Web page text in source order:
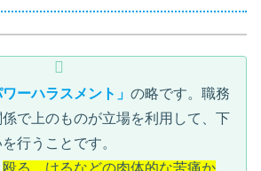
ワーハラスメント」 の略です。職務
係で上のものが立場を利用して、下
行うことです。
殴る、けるなどの肉体的な苦痛か